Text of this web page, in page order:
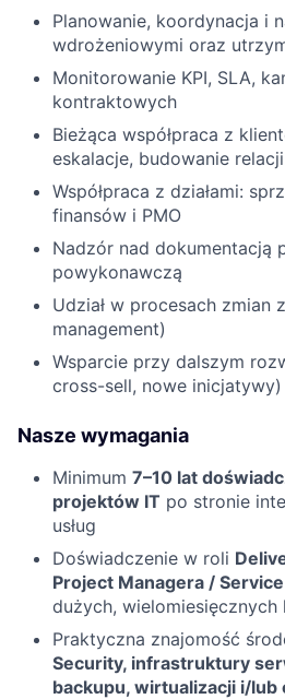
Planowanie, koordynacja i
wdrożeniowymi oraz
Monitorowanie KPI, SLA,
kontraktowych
Bieżąca współpraca z
eskalacje, budowanie
Współpraca z działami:
finansów i PMO
Nadzór nad dokumentacją
powykonawczą
Udział w procesach zmian
management)
Wsparcie przy dalszym
cross-sell, nowe inicjatywy)
Nasze wymagania
Minimum 7–10 lat
projektów IT po stronie
usług
Doświadczenie w roli
Project Managera /
dużych,
Praktyczna znajomość
Security, infrastruktury
backupu, wirtualizacji i/lub